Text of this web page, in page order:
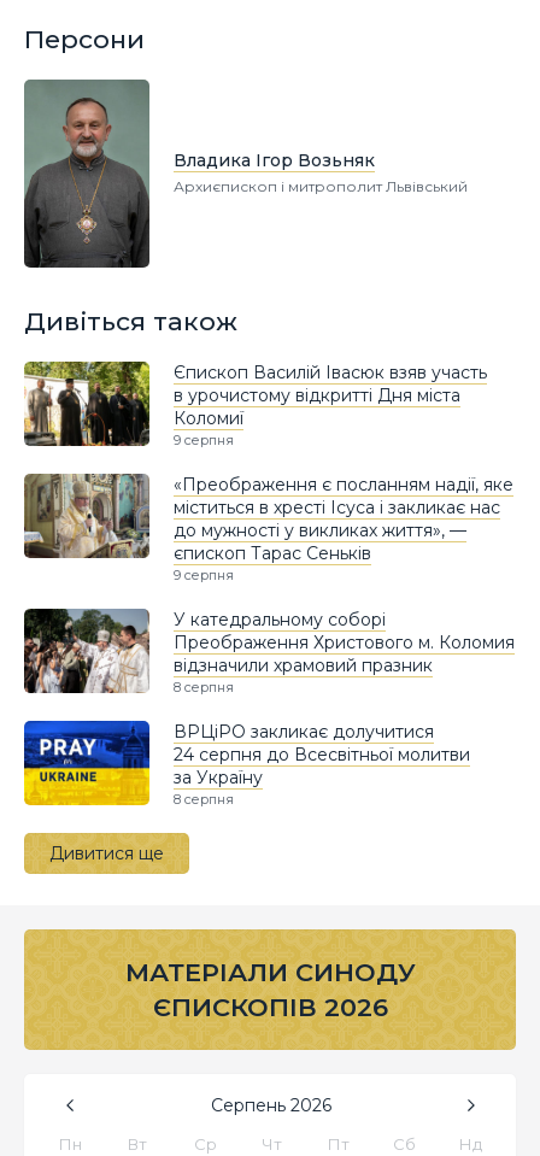
Персони
Владика Ігор Возьняк
Архиєпископ і митрополит Львівський
Дивіться також
Єпископ Василій Івасюк взяв участь
в урочистому відкритті Дня міста
Коломиї
9 серпня
«Преображення є посланням надії, яке
міститься в хресті Ісуса і закликає нас
до мужності у викликах життя», —
єпископ Тарас Сеньків
9 серпня
У катедральному соборі
Преображення Христового м. Коломия
відзначили храмовий празник
8 серпня
ВРЦіРО закликає долучитися
24 серпня до Всесвітньої молитви
за Україну
8 серпня
Дивитися ще
МАТЕРІАЛИ СИНОДУ
ЄПИСКОПІВ 2026
Серпень 2026
Пн Вт Ср Чт Пт Сб Нд